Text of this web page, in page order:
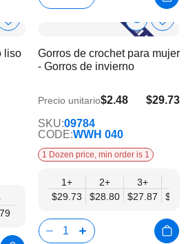
Añadir
la
deseos
liso
Show
Info la
Gorros de crochet para mujer
- Gorros de invierno
$29.73
$24.15
Precio unitario$2.48
CODE:WWH 040
SKU:09784
1 Dozen price, min order is 1
1+
$29.73
2+
$28.80
3+
$27.87